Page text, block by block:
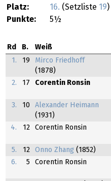
Platz:
16. (Setzliste 19)
Punkte:
5½
Rd B. Weiß
1.
19
Mirco Friedhoff
(1878)
2. 17 Corentin Ronsin
3.
10
Alexander Heimann
(1931)
4. 12 Corentin Ronsin
5.
12 Onno Zhang (1852)
6.
5 Corentin Ronsin